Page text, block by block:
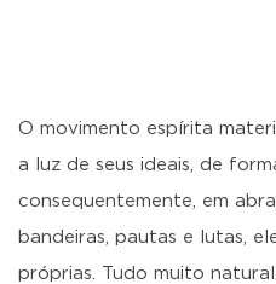
O movimento espírita
a luz de seus ideais, de
consequentemente, em
bandeiras, pautas e lutas,
próprias. Tudo muito